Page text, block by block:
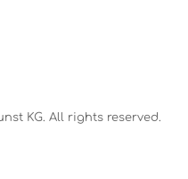
KG. All rights reserved.